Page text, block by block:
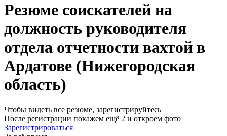
Резюме соискателей на
должность руководителя
отдела отчетности вахтой в
Ардатове (Нижегородская
область)
Чтобы видеть все резюме, зарегистрируйтесь
После регистрации покажем ещё 2 и откроем фото
Зарегистрироваться